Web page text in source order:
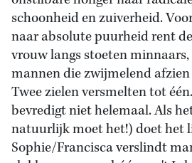
schoonheid en zuiverheid.
naar absolute puurheid rent
vrouw langs stoeten
mannen die zwijmelend
Twee zielen versmelten tot
bevredigt niet helemaal. Als
natuurlijk moet het!) doet het
Sophie/Francisca verslindt